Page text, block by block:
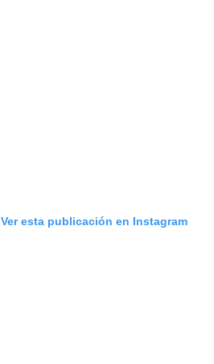
Ver esta publicación en Instagram